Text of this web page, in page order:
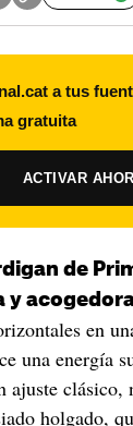
a tus
gratuita
ACTIVAR
de
y
en
una energía
ajuste clásico,
holgado,